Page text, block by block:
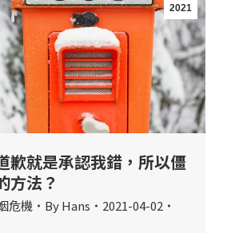
2021
歉就是承認我錯，所以僵
方法？
危機 ByHans
2021-04-02